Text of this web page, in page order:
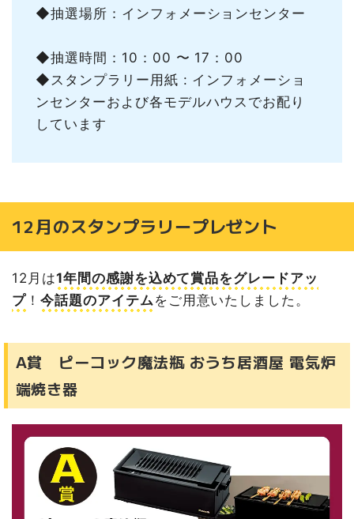
◆抽選場所：インフォメーションセンター
◆抽選時間：10：00 〜 17：00
◆スタンプラリー用紙 : インフォメーショ
ンセンターおよび各モデルハウスでお配り
しています
12月のスタンプラリープレゼント
12月は1年間の感謝を込めて賞品をグレードアッ
プ！ 今話題のアイテム をご用意いたしました。
A賞 ピーコック魔法瓶 おうち居酒屋 電気炉
端焼き器